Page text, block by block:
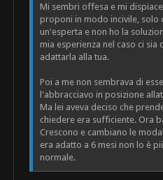
Mi sembri offesa e mi
proponi in modo incivile, solo
un'esperta e non ho la
mia esperienza nel caso ci sia
adattarla alla tua.
Poi a me non sembrava di
l'abbracciavo in posizione
Ma lei aveva deciso che
chiedere era sufficiente. Ora
Crescono e cambiano le
era adatto a 6 mesi non lo è
normale.